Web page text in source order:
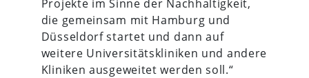
Projekte im Sinne der Nachhaltigkeit,
die gemeinsam mit Hamburg und
Düsseldorf startet und dann auf
weitere Universitätskliniken und andere
Kliniken ausgeweitet werden soll.“